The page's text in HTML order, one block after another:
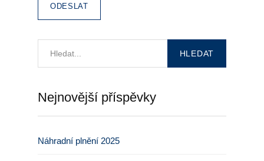
Nejnovější příspěvky
Náhradní plnění 2025